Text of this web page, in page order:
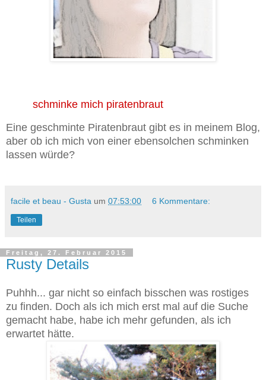
schminke mich piratenbraut
Eine geschminte Piratenbraut gibt es in meinem Blog,
aber ob ich mich von einer ebensolchen schminken
lassen würde?
facile et beau - Gusta um 07:53:00 6 Kommentare:
Teilen
Freitag, 27. Februar 2015
Rusty Details
Puhhh... gar nicht so einfach bisschen was rostiges
zu finden. Doch als ich mich erst mal auf die Suche
gemacht habe, habe ich mehr gefunden, als ich
erwartet hätte.